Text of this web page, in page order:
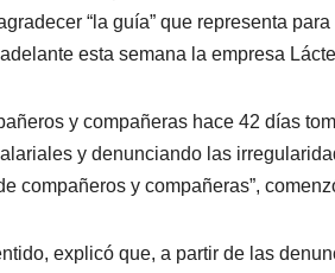
“la guía” que representa
esta semana la empresa
y compañeras hace 42 días
y denunciando las
compañeros y compañeras”,
explicó que, a partir de las